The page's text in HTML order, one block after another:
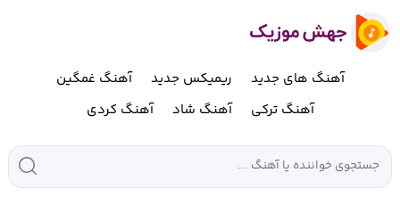
آهنگ های جدید ریمیکس جدید
آهنگ غمگین
آهنگ ترکی
آهنگ شاد آهنگ کردی